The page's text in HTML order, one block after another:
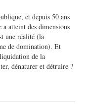
et depuis 50 ans
atteint des dimensions
une réalité (la
de domination). Et
de la
dénaturer et détruire ?